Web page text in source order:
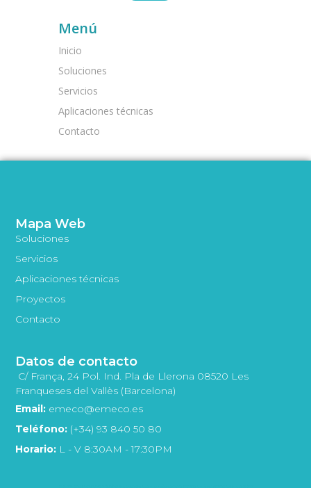
Menú
Inicio
Soluciones
Servicios
Aplicaciones técnicas
Contacto
Mapa Web
Soluciones
Servicios
Aplicaciones técnicas
Proyectos
Contacto
Datos de contacto
C/ França, 24 Pol. Ind. Pla de Llerona 08520 Les
Franqueses del Vallès (Barcelona)
Email: emeco@emeco.es
Teléfono: (+34) 93 840 50 80
Horario: L - V 8:30AM - 17:30PM